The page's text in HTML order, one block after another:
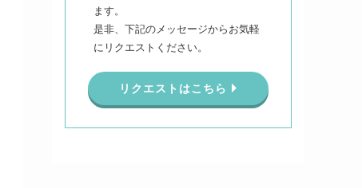
ます。
是非、下記のメッセージからお気軽
にリクエストください。
リクエストはこちら